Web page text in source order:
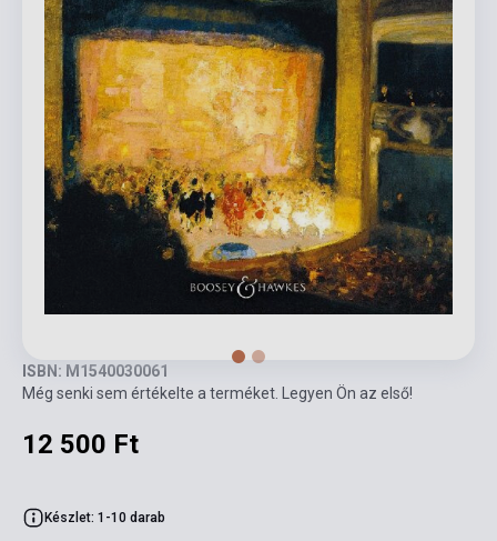
ISBN: M1540030061
Még senki sem értékelte a terméket. Legyen Ön az első!
12 500 Ft
Készlet: 1-10 darab